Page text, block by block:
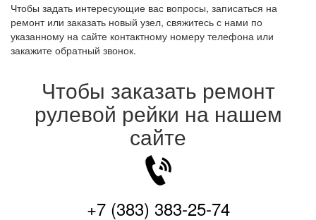
Чтобы задать интересующие вас вопросы, записаться на
ремонт или заказать новый узел, свяжитесь с нами по
указанному на сайте контактному номеру телефона или
закажите обратный звонок.
Чтобы заказать ремонт
рулевой рейки на нашем
сайте
+7 (383) 383-25-74